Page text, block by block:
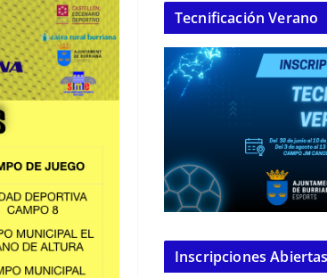
Tecnificación Verano
Inscripciones Abiertas